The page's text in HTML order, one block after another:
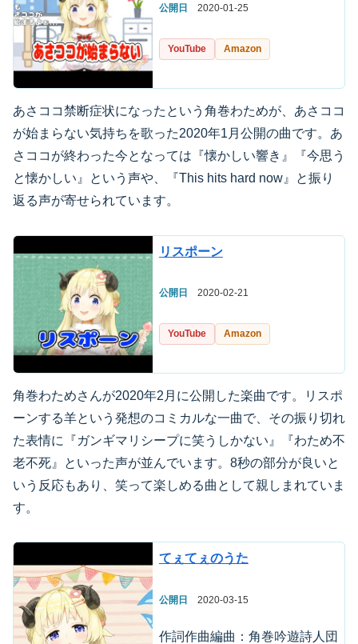
公開日 2020-01-25
YouTube Amazon
あさココ禁断症状になったという角巻わためが、あさココ
が始まらない気持ちを歌った2020年1月公開の曲です。あ
さココが終わった今となっては『懐かしい響き』『今思う
と懐かしい』という声や、『This hits hard now』と振り
返る声が寄せられています。
リスポーン
公開日 2020-02-21
YouTube Amazon
角巻わためさんが2020年2月に公開した楽曲です。リスポ
ーンする羊という発想のコミカルな一曲で、その振り切れ
た表情に『ガンギマリシープに笑うしかない』『わため不
老不死』といった声が並んでいます。8秒の部分が良いと
いう反応もあり、笑って楽しめる曲として親しまれていま
す。
てぇてぇのうた
公開日 2020-03-15
作詞作曲編曲：角巻吟遊詩人団